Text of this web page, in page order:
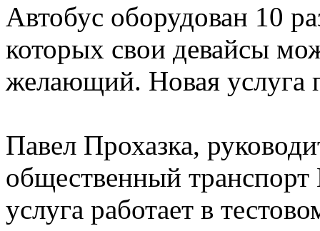
Автобус оборудован 10
которых свои девайсы
желающий. Новая услуга
Павел Прохазка,
общественный
услуга работает в